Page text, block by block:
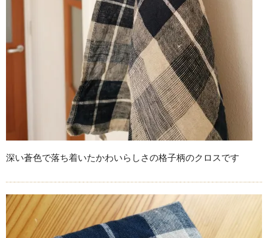
深い蒼色で落ち着いたかわいらしさの格子柄のクロスです